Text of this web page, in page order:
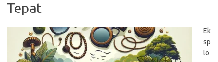
Tepat
Ek
sp
lo